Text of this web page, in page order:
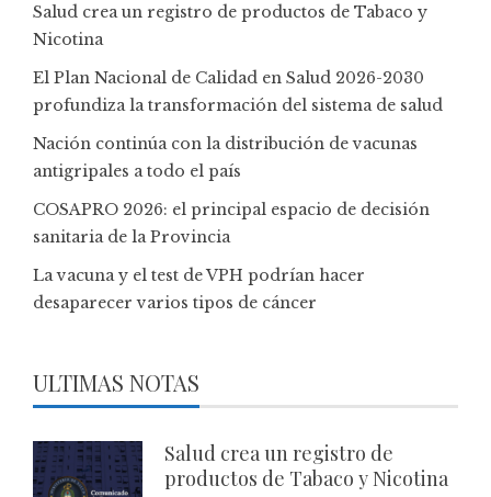
Salud crea un registro de productos de Tabaco y
Nicotina
El Plan Nacional de Calidad en Salud 2026-2030
profundiza la transformación del sistema de salud
Nación continúa con la distribución de vacunas
antigripales a todo el país
COSAPRO 2026: el principal espacio de decisión
sanitaria de la Provincia
La vacuna y el test de VPH podrían hacer
desaparecer varios tipos de cáncer
ULTIMAS NOTAS
Salud crea un registro de
productos de Tabaco y Nicotina